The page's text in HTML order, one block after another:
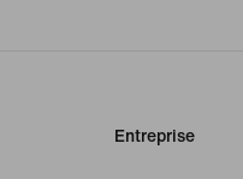
Entreprise